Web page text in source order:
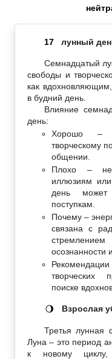
17 лунный
Семнадцатый
свободы и
как
в будний день.
Влияние
день:
Хорошо –
творческому
общении.
Плохо – не
иллюзиям
день может
поступкам.
Почему –
связана с
осознанности
творческих
поиске
🌖 Взрослая
Третья лунная
Луна – это период
к новому